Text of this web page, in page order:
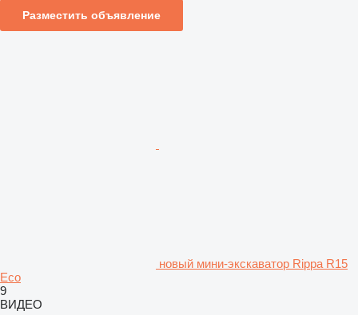
Разместить объявление
новый мини-экскаватор Rippa R15
Eco
9
ВИДЕО